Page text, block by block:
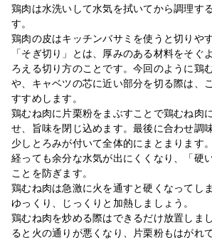
鶏肉は水洗いして水気を拭いてから調理す
す。
鶏肉の皮はキッチンバサミを使うと切りやす
「そぎ切り」とは、厚みのある材料をそぐ
ろえる切り方のことです。今回のように鶏
や、キャベツの芯に近い部分を切る際は、
すすめします。
鶏むね肉に片栗粉をまぶすことで鶏むね肉
せ、旨味を閉じ込めます。最後に合わせ調
少しとろみが付いて全体的にまとまります
経っても余分な水気が出にくくなり、「硬
ことを防ぎます。
鶏むね肉は急激に火を通すと硬くなってし
ゆっくり、じっくりと加熱しましょう。
鶏むね肉を炒める際はできるだけ放置しま
ると火の通りが悪くなり、片栗粉もはがれ